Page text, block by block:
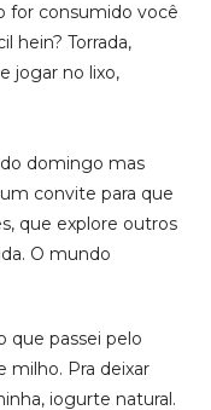
for consumido você
hein? Torrada,
jogar no lixo,
do domingo mas
convite para que
que explore outros
O mundo
que passei pelo
milho. Pra deixar
iogurte natural.